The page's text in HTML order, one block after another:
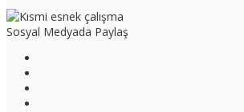
Sosyal Medyada Paylaş